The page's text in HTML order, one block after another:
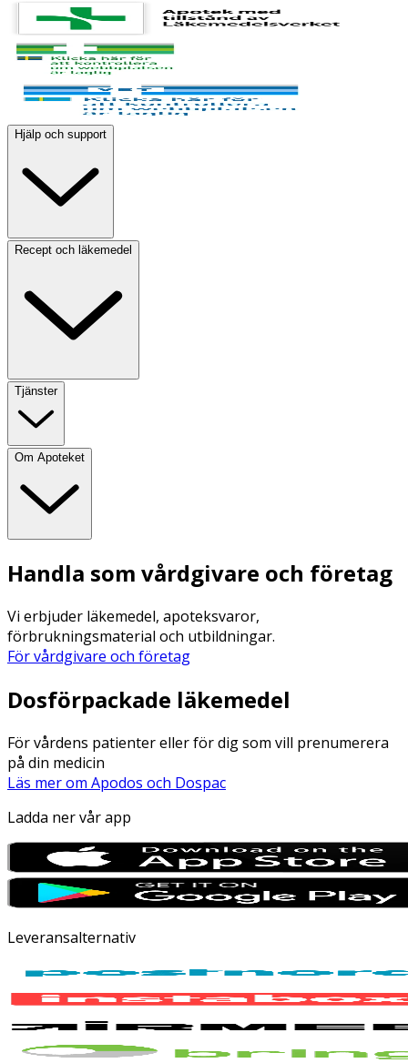
Hjälp och support
Recept och läkemedel
Tjänster
Om Apoteket
Handla som vårdgivare och företag
Vi erbjuder läkemedel, apoteksvaror,
förbrukningsmaterial och utbildningar.
För vårdgivare och företag
Dosförpackade läkemedel
För vårdens patienter eller för dig som vill prenumerera
på din medicin
Läs mer om Apodos och Dospac
Ladda ner vår app
Leveransalternativ